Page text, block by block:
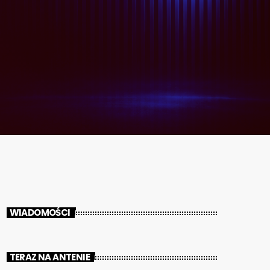
WIADOMOŚCI
TERAZ NA ANTENIE